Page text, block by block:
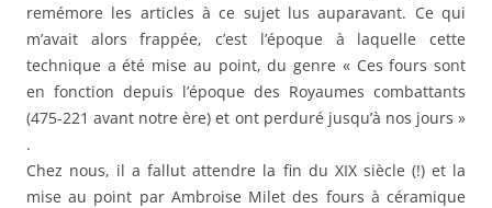
remémore les articles à ce sujet lus auparavant. Ce qui
m’avait alors frappée, c’est l’époque à laquelle cette
technique a été mise au point, du genre « Ces fours sont
en fonction depuis l’époque des Royaumes combattants
(475-221 avant notre ère) et ont perduré jusqu’à nos jours »
.
Chez nous, il a fallut attendre la fin du XIX siècle (!) et la
mise au point par Ambroise Milet des fours à céramique